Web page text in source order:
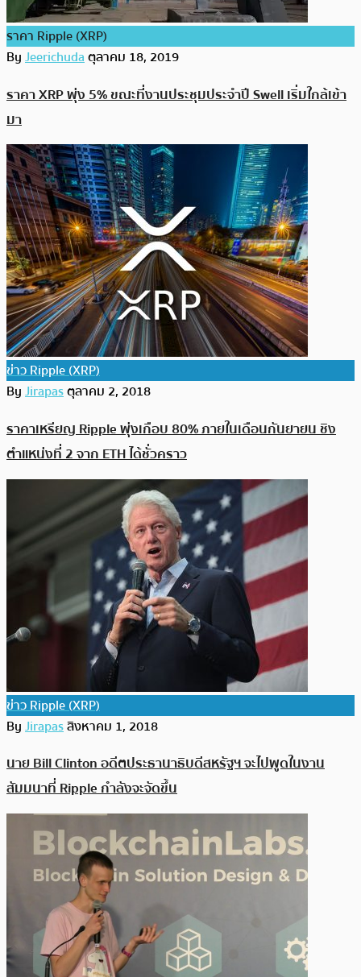
ราคา Ripple (XRP)
ByJeerichudaตุลาคม 18, 2019
ราคา XRP พุ่ง 5% ขณะที่งานประชุมประจำปี Swell เริ่มใกล้เข้า
มา
ข่าว Ripple (XRP)
ByJirapasตุลาคม 2, 2018
ราคาเหรียญ Ripple พุ่งเกือบ 80% ภายในเดือนกันยายน ชิง
ตำแหน่งที่ 2 จาก ETH ได้ชั่วคราว
ข่าว Ripple (XRP)
ByJirapasสิงหาคม 1, 2018
นาย Bill Clinton อดีตประธานาธิบดีสหรัฐฯ จะไปพูดในงาน
สัมมนาที่ Ripple กำลังจะจัดขึ้น